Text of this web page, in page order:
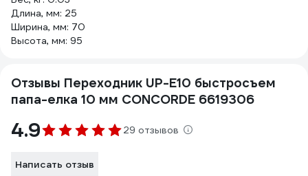
Длина, мм: 25
Ширина, мм: 70
Высота, мм: 95
Отзывы Переходник UP-E10 быстросъем
папа-елка 10 мм CONCORDE 6619306
4.9 29 отзывов
Написать отзыв